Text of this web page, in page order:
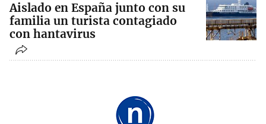
Aislado en España junto con su
familia un turista contagiado
con hantavirus